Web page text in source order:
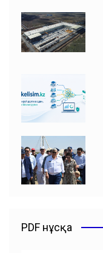
PDF нұсқа